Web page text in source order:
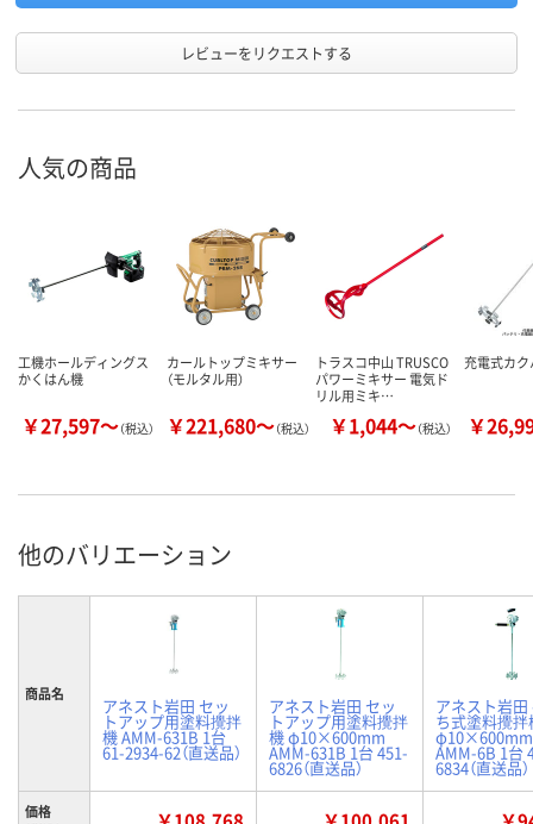
レビューをリクエストする
人気の商品
工機ホールディングス
かくはん機
￥27,597～（税込）
カールトップミキサー
（モルタル用）
￥221,680～（税込）
トラスコ中山 TRUSCO
パワーミキサー 電気ド
リル用ミキ…
￥1,044～（税込）
充電式カ
￥
他のバリエーション
商品名
アネスト岩田 セッ
トアップ用塗料攪拌
機 AMM-631B 1台
61-2934-62（直送品）
アネスト岩田 セッ
トアップ用塗料攪拌
機 φ10×600mm
AMM-631B 1台 451-
6826（直送品）
アネスト岩田
ち式塗料攪拌
φ10×600mm
AMM-6B 1台
6834（直送品）
価格